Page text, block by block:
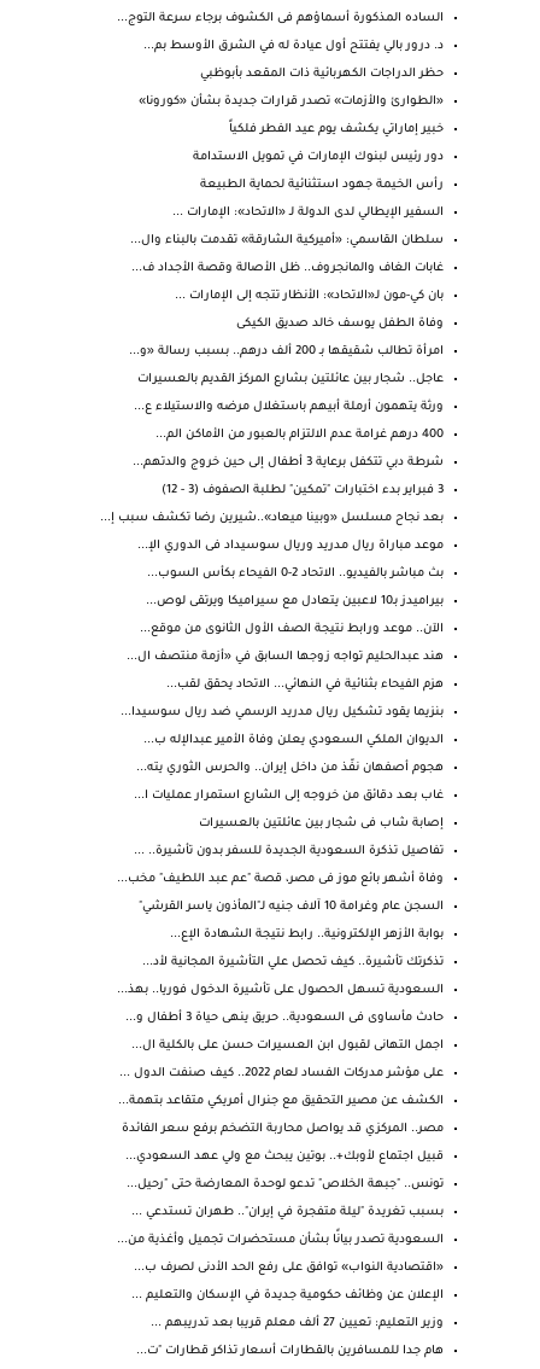
الساده المذكورة أسماؤهم فى الكشوف برجاء سرعة التوج...
د. درور بالي يفتتح أول عيادة له في الشرق الأوسط بم...
حظر الدراجات الكهربائية ذات المقعد بأبوظبي
«الطوارئ والأزمات» تصدر قرارات جديدة بشأن «كورونا»
خبير إماراتي يكشف يوم عيد الفطر فلكياً
دور رئيس لبنوك الإمارات في تمويل الاستدامة
رأس الخيمة جهود استثنائية لحماية الطبيعة
السفير الإيطالي لدى الدولة لـ «الاتحاد»: الإمارات ...
سلطان القاسمي: «أميركية الشارقة» تقدمت بالبناء وال...
غابات الغاف والمانجروف.. ظل الأصالة وقصة الأجداد ف...
بان كي-مون لـ«الاتحاد»: الأنظار تتجه إلى الإمارات ...
وفاة الطفل يوسف خالد صديق الكيكى
امرأة تطالب شقيقها بـ 200 ألف درهم.. بسبب رسالة «و...
عاجل.. شجار بين عائلتين بشارع المركز القديم بالعسيرات
ورثة يتهمون أرملة أبيهم باستغلال مرضه والاستيلاء ع...
400 درهم غرامة عدم الالتزام بالعبور من الأماكن الم...
شرطة دبي تتكفل برعاية 3 أطفال إلى حين خروج والدتهم...
3 فبراير بدء اختبارات "تمكين" لطلبة الصفوف (3 - 12)
بعد نجاح مسلسل «وبينا ميعاد»..شيرين رضا تكشف سبب إ...
موعد مباراة ريال مدريد وريال سوسيداد فى الدوري الإ...
بث مباشر بالفيديو.. الاتحاد 2-0 الفيحاء بكأس السوب...
بيراميدز بـ10 لاعبين يتعادل مع سيراميكا ويرتقى لوص...
الآن.. موعد ورابط نتيجة الصف الأول الثانوى من موقع...
هند عبدالحليم تواجه زوجها السابق في «أزمة منتصف ال...
هزم الفيحاء بثنائية في النهائي... الاتحاد يحقق لقب...
بنزيما يقود تشكيل ريال مدريد الرسمي ضد ريال سوسيدا...
الديوان الملكي السعودي يعلن وفاة الأمير عبدالإله ب...
هجوم أصفهان نفّذ من داخل إيران.. والحرس الثوري يته...
غاب بعد دقائق من خروجه إلى الشارع استمرار عمليات ا...
إصابة شاب فى شجار بين عائلتين بالعسيرات
تفاصيل تذكرة السعودية الجديدة للسفر بدون تأشيرة.. ...
وفاة أشهر بائع موز فى مصر، قصة "عم عبد اللطيف" مخب...
السجن عام وغرامة 10 آلاف جنيه لـ"المأذون ياسر القرشي"
بوابة الأزهر الإلكترونية.. رابط نتيجة الشهادة الإع...
تذكرتك تأشيرة.. كيف تحصل علي التأشيرة المجانية لأد...
السعودية تسهل الحصول على تأشيرة الدخول فوريا.. بهذ...
حادث مأساوى فى السعودية.. حريق ينهى حياة 3 أطفال و...
اجمل التهانى لقبول ابن العسيرات حسن على بالكلية ال...
على مؤشر مدركات الفساد لعام 2022.. كيف صنفت الدول ...
الكشف عن مصير التحقيق مع جنرال أمريكي متقاعد بتهمة...
مصر.. المركزي قد يواصل محاربة التضخم برفع سعر الفائدة
قبيل اجتماع لأوبك+.. بوتين يبحث مع ولي عهد السعودي...
تونس.. "جبهة الخلاص" تدعو لوحدة المعارضة حتى "رحيل...
بسبب تغريدة "ليلة متفجرة في إيران".. طهران تستدعي ...
السعودية تصدر بيانًا بشأن مستحضرات تجميل وأغذية من...
«اقتصادية النواب» توافق على رفع الحد الأدنى لصرف ب...
الإعلان عن وظائف حكومية جديدة في الإسكان والتعليم ...
وزير التعليم: تعيين 27 ألف معلم قريبا بعد تدريبهم ...
هام جدا للمسافرين بالقطارات أسعار تذاكر قطارات "ت...